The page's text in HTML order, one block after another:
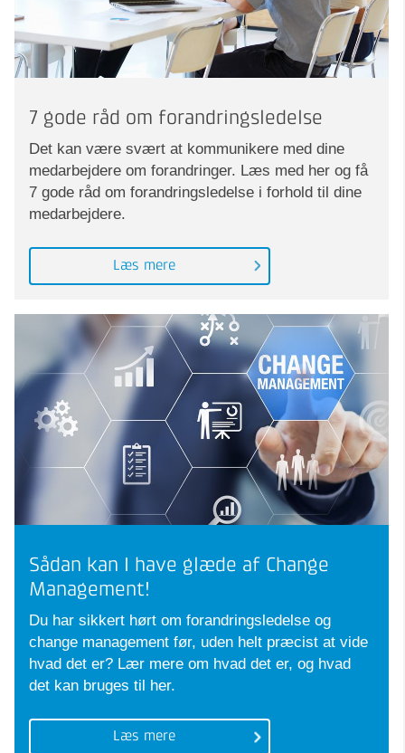
7 gode råd om forandringsledelse
Det kan være svært at kommunikere med dine
medarbejdere om forandringer. Læs med her og få
7 gode råd om forandringsledelse i forhold til dine
medarbejdere.
Læs mere
Sådan kan I have glæde af Change
Management!
Du har sikkert hørt om forandringsledelse og
change management før, uden helt præcist at vide
hvad det er? Lær mere om hvad det er, og hvad
det kan bruges til her.
Læs mere